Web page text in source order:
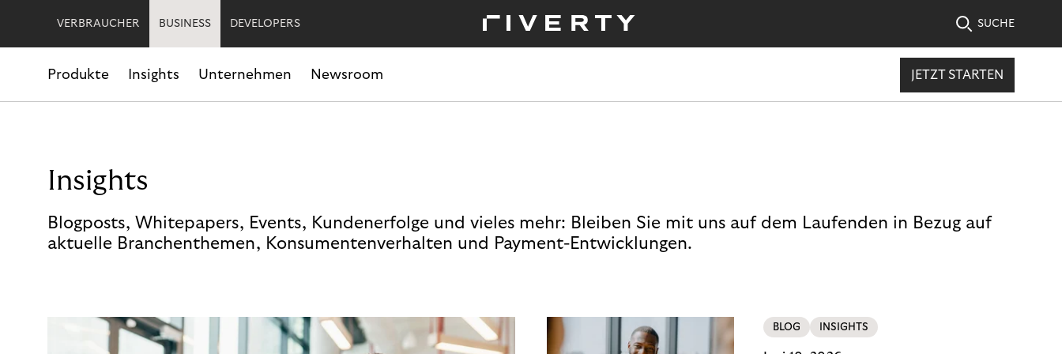
VERBRAUCHER BUSINESS DEVELOPERS SUCHE
Produkte Insights Unternehmen Newsroom JETZT STARTEN
Insights
Blogposts, Whitepapers, Events, Kundenerfolge und vieles mehr: Bleiben Sie mit uns auf dem Laufenden in Bezug auf
aktuelle Branchenthemen, Konsumentenverhalten und Payment-Entwicklungen.
BLOG INSIGHTS